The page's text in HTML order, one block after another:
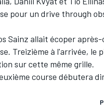
pour un drive through
Sainz allait écoper
Treizième à l'arrivée, le
sur cette même grille.
course débutera